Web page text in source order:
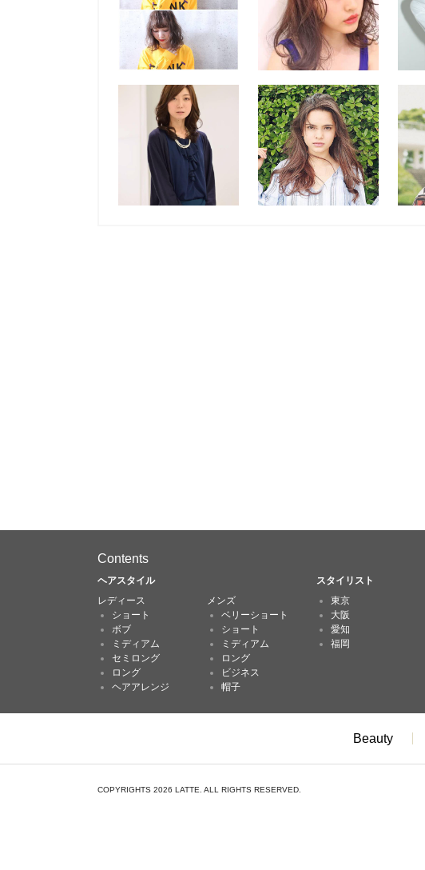
Contents
ヘアスタイル スタイリスト
レディース
ショート
ボブ
ミディアム
セミロング
ロング
ヘアアレンジ
メンズ
ベリーショート
ショート
ミディアム
ロング
ビジネス
帽子
東京
大阪
愛知
福岡
Beauty
COPYRIGHTS 2026 LATTE. ALL RIGHTS RESERVED.